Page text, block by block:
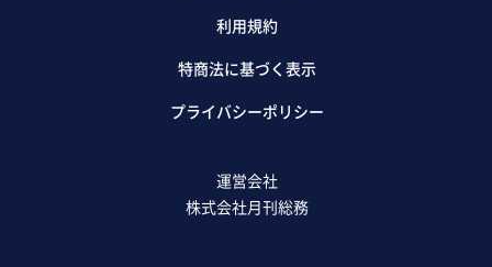
利用規約
特商法に基づく表示
プライバシーポリシー
運営会社
株式会社月刊総務